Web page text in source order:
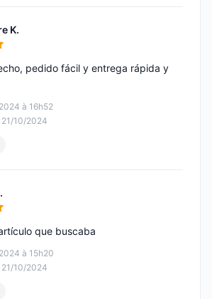
K.
à 16h52
10/2024
pedido fácil y entrega rápida y
à 15h20
10/2024
que buscaba